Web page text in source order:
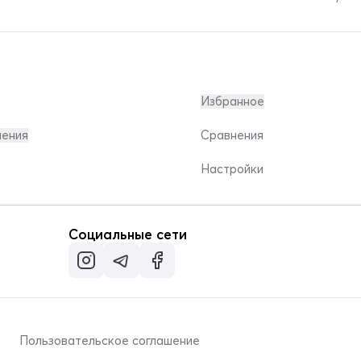
Избранное
Сравнения
Настройки
Социальные сети
Пользовательское соглашение